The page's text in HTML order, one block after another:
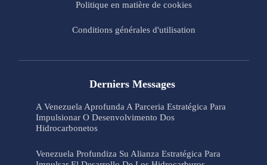
Politique en matière de cookies
Conditions générales d'utilisation
Derniers Messages
A Venezuela Aprofunda A Parceria Estratégica Para
Impulsionar O Desenvolvimento Dos
Hidrocarbonetos
Venezuela Profundiza Su Alianza Estratégica Para